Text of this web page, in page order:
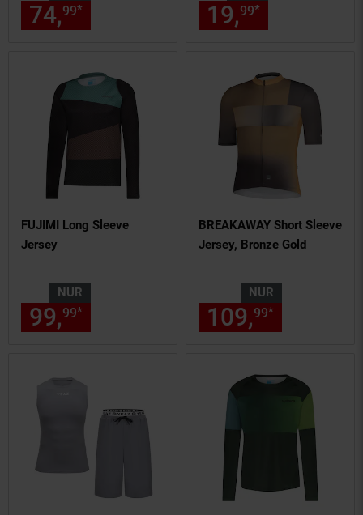
74,99* € Sternchen
19,99*
FUJIMI Long Sleeve
Jersey
NUR
99,99* € Sternchen
BREAKAWAY Short Sleeve
Jersey, Bronze Gold
NUR
109,99*